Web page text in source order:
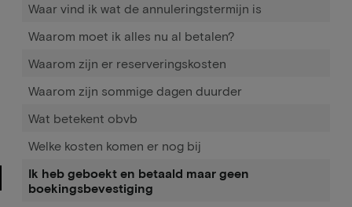
Waar vind ik wat de annuleringstermijn is
Waarom moet ik alles nu al betalen?
Waarom zijn er reserveringskosten
Waarom zijn sommige dagen duurder
Wat betekent obvb
Welke kosten komen er nog bij
Ik heb geboekt en betaald maar geen
boekingsbevestiging